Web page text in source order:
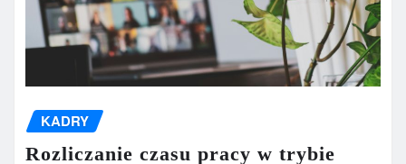
KADRY
Rozliczanie czasu pracy w trybie